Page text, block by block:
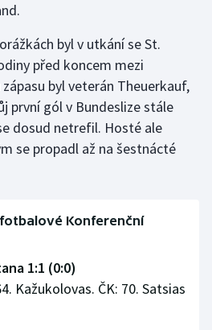
byl v utkání se St.
před koncem mezi
byl veterán Theuerkauf,
první gól v Bundeslize stále
dosud netrefil. Hosté ale
se propadl až na šestnácté
Konferenční
1:1 (0:0)
Kažukolovas. ČK: 70. Satsias